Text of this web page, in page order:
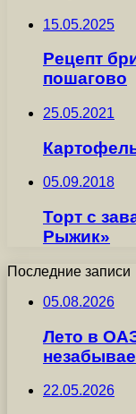
15.05.2025
Рецепт
пошагово
25.05.2021
05.09.2018
Торт с
Рыжик»
Последние записи
05.08.2026
Лето в
22.05.2026